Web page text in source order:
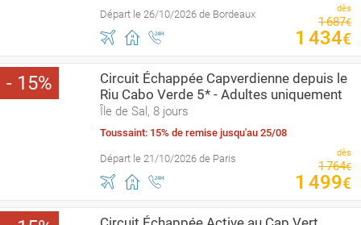
Départ le 26/10/2026 de Bordeaux dès
1687€
1 434€
15
Circuit Échappée Capverdienne depuis le
Riu Cabo Verde 5* - Adultes uniquement
Île de Sal, 8 jours
Toussaint: 15% de remise jusqu'au 25/08
Départ le 21/10/2026 de Paris dès
1764€
1 499€